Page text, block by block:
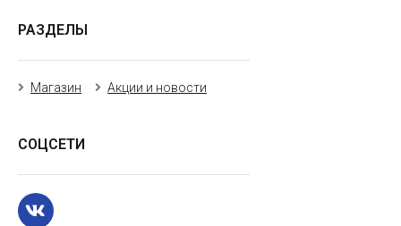
РАЗДЕЛЫ
Магазин Акции и новости
СОЦСЕТИ